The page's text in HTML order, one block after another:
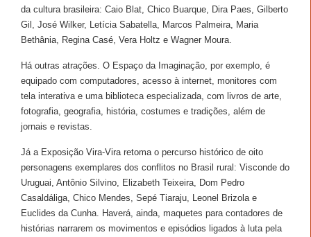
da cultura brasileira: Caio Blat, Chico Buarque, Dira Paes, Gilberto
Gil, José Wilker, Letícia Sabatella, Marcos Palmeira, Maria
Bethânia, Regina Casé, Vera Holtz e Wagner Moura.
Há outras atrações. O Espaço da Imaginação, por exemplo, é
equipado com computadores, acesso à internet, monitores com
tela interativa e uma biblioteca especializada, com livros de arte,
fotografia, geografia, história, costumes e tradições, além de
jornais e revistas.
Já a Exposição Vira-Vira retoma o percurso histórico de oito
personagens exemplares dos conflitos no Brasil rural: Visconde do
Uruguai, Antônio Silvino, Elizabeth Teixeira, Dom Pedro
Casaldáliga, Chico Mendes, Sepé Tiaraju, Leonel Brizola e
Euclides da Cunha. Haverá, ainda, maquetes para contadores de
histórias narrarem os movimentos e episódios ligados à luta pela